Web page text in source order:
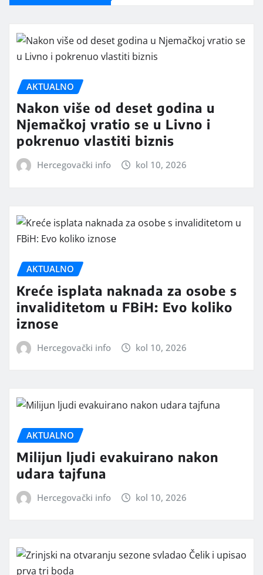
AKTUALNO
Nakon više od deset godina u
Njemačkoj vratio se u Livno i
pokrenuo vlastiti biznis
Hercegovački info kol 10, 2026
AKTUALNO
Kreće isplata naknada za osobe s
invaliditetom u FBiH: Evo koliko
iznose
Hercegovački info kol 10, 2026
AKTUALNO
Milijun ljudi evakuirano nakon
udara tajfuna
Hercegovački info kol 10, 2026